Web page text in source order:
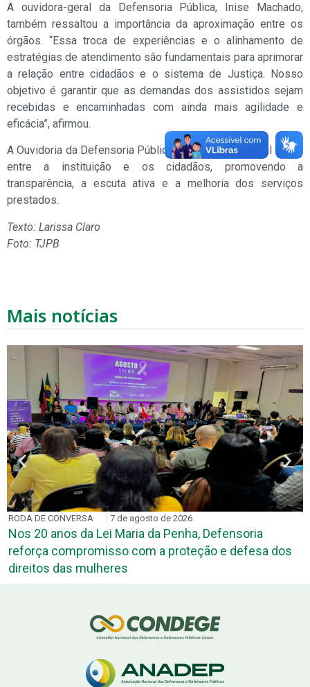
A ouvidora-geral da Defensoria Pública, Inise Machado,
também ressaltou a importância da aproximação entre os
órgãos. “Essa troca de experiências e o alinhamento de
estratégias de atendimento são fundamentais para aprimorar
a relação entre cidadãos e o sistema de Justiça. Nosso
objetivo é garantir que as demandas dos assistidos sejam
recebidas e encaminhadas com ainda mais agilidade e
eficácia”, afirmou.
A Ouvidoria da Defensoria Pública atua como um canal direto
entre a instituição e os cidadãos, promovendo a
transparência, a escuta ativa e a melhoria dos serviços
prestados.
Texto: Larissa Claro
Foto: TJPB
Mais notícias
RODA DE CONVERSA 7 de agosto de 2026
Nos 20 anos da Lei Maria da Penha, Defensoria
reforça compromisso com a proteção e defesa dos
direitos das mulheres